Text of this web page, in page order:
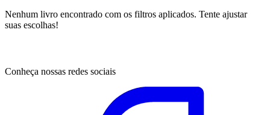
Nenhum livro encontrado com os filtros aplicados. Tente ajustar
suas escolhas!
Conheça nossas redes sociais